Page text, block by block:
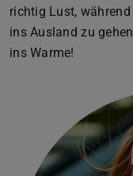
richtig Lust,
ins Ausland zu
ins Warme!